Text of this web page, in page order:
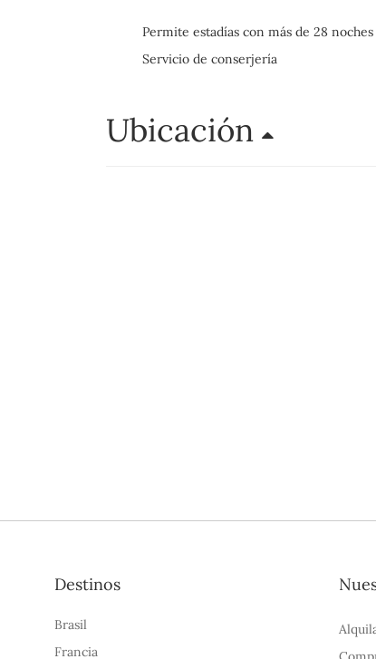
Permite estadías con más de 28 noches
Servicio de conserjería
Ubicación
Destinos
Brasil
Francia